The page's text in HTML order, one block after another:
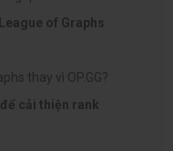
of Graphs
thay vì OP.GG?
cải thiện rank